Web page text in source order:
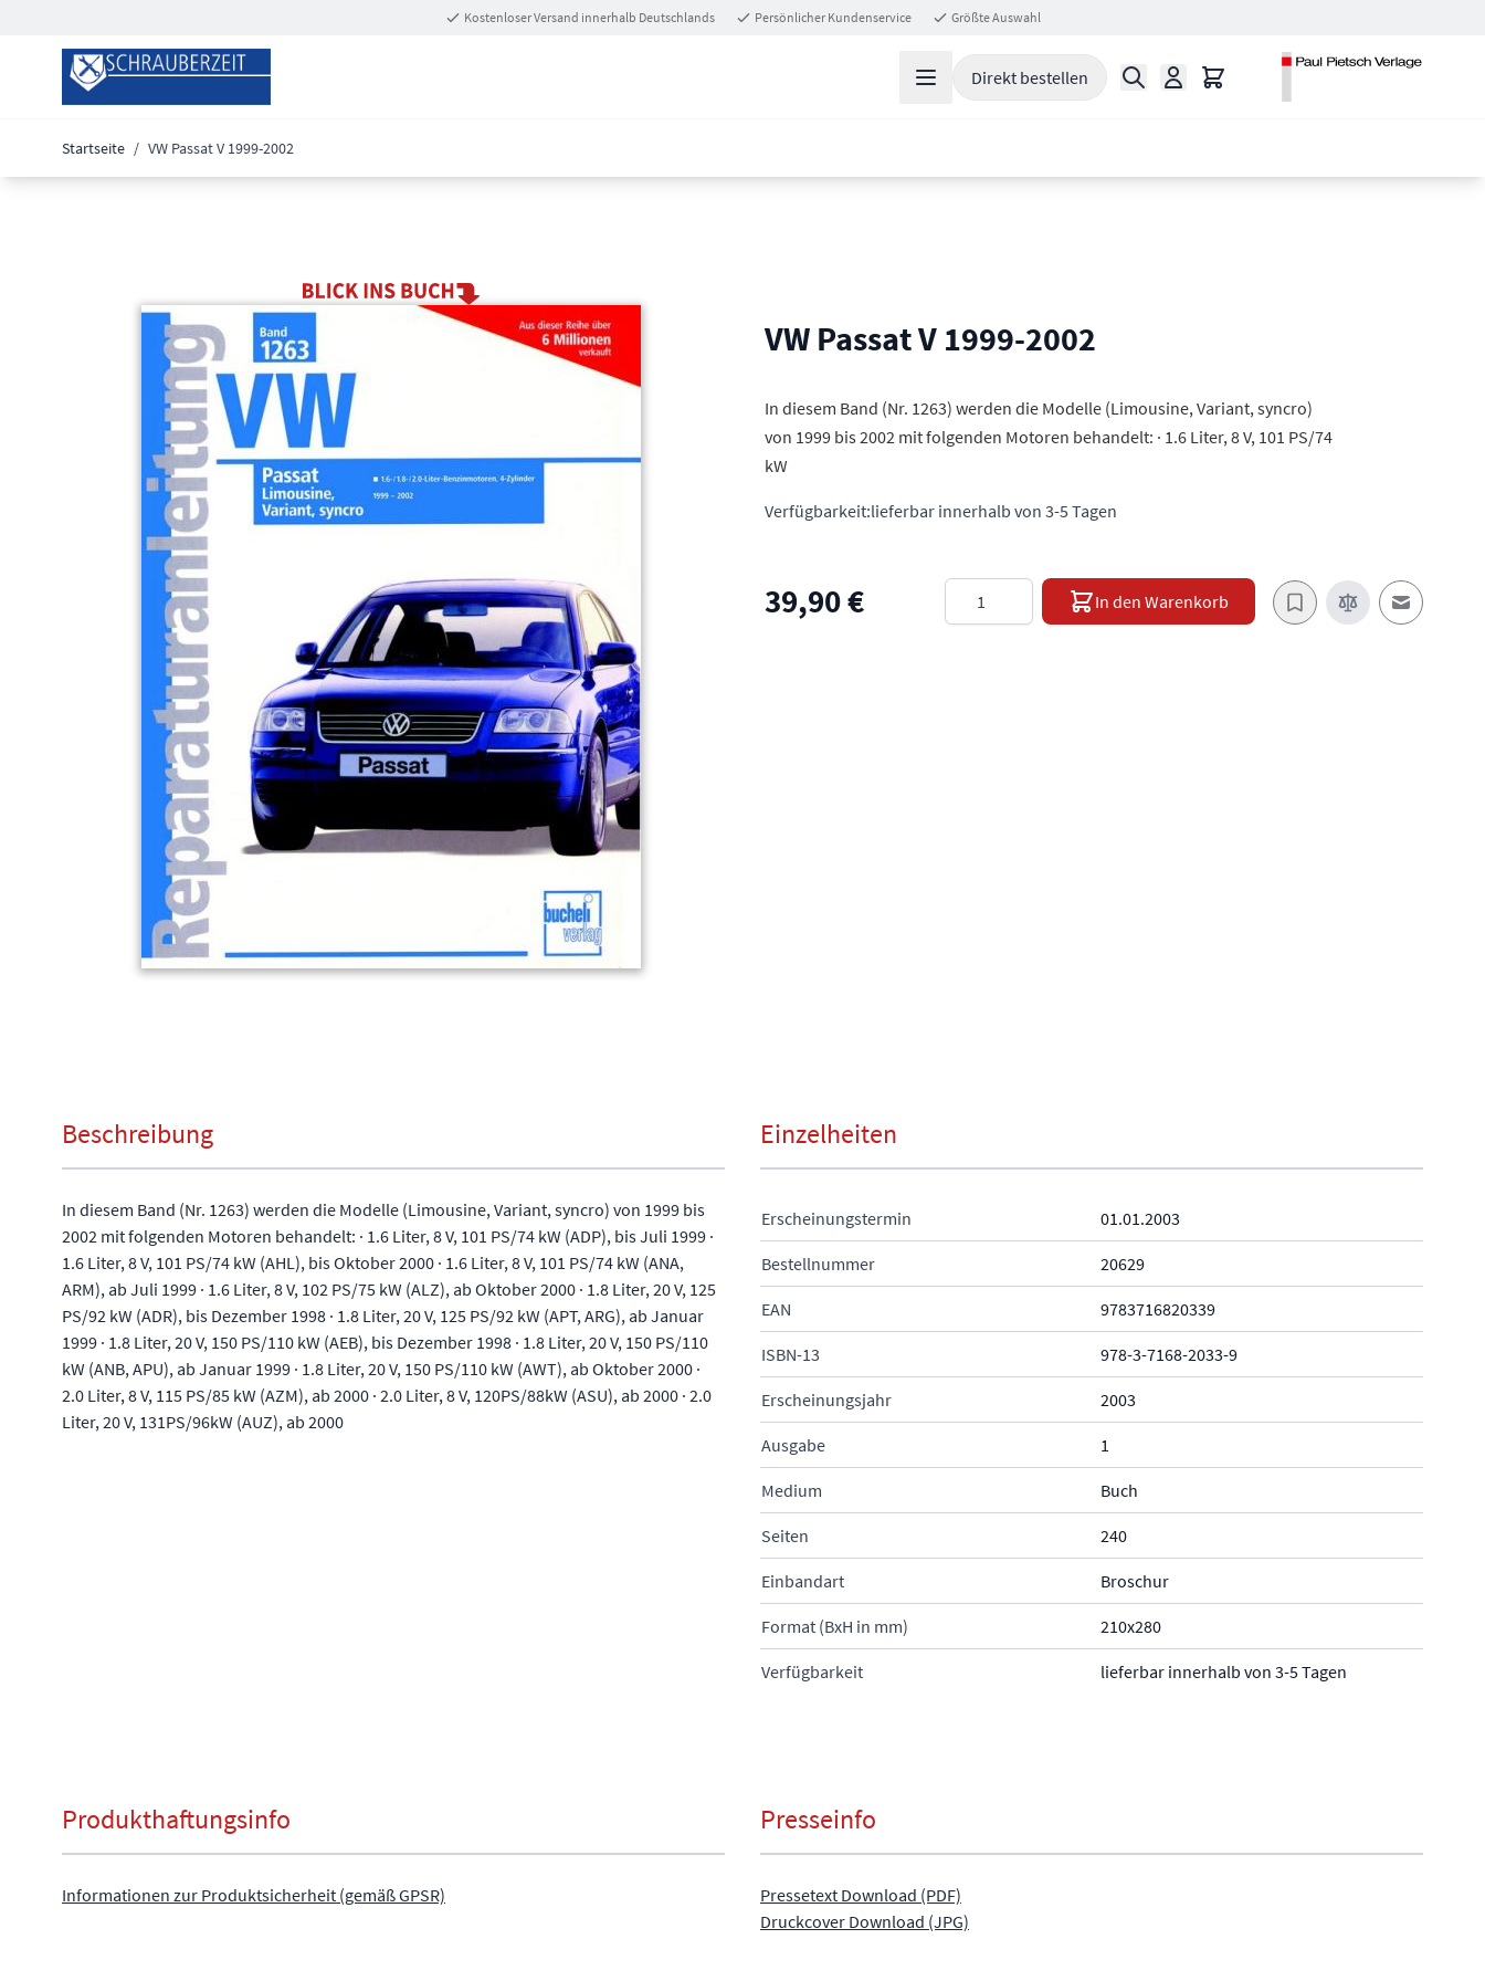
Kostenloser Versand innerhalb Deutschlands Persönlicher Kundenservice Größte Auswahl
Direkt bestellen Suche Warenkorb
Startseite / VW Passat V 1999-2002
VW Passat V 1999-2002
Main image
Click to view image in fullscreen
In diesem Band (Nr. 1263) werden die Modelle (Limousine, Variant, syncro)
von 1999 bis 2002 mit folgenden Motoren behandelt: · 1.6 Liter, 8 V, 101 PS/74
kW
Verfügbarkeit:lieferbar innerhalb von 3-5 Tagen
39,90 € In den Warenkorb
E-Mail an
Beschreibung
In diesem Band (Nr. 1263) werden die Modelle (Limousine, Variant, syncro) von 1999 bis
2002 mit folgenden Motoren behandelt: · 1.6 Liter, 8 V, 101 PS/74 kW (ADP), bis Juli 1999 ·
1.6 Liter, 8 V, 101 PS/74 kW (AHL), bis Oktober 2000 · 1.6 Liter, 8 V, 101 PS/74 kW (ANA,
ARM), ab Juli 1999 · 1.6 Liter, 8 V, 102 PS/75 kW (ALZ), ab Oktober 2000 · 1.8 Liter, 20 V, 125
PS/92 kW (ADR), bis Dezember 1998 · 1.8 Liter, 20 V, 125 PS/92 kW (APT, ARG), ab Januar
1999 · 1.8 Liter, 20 V, 150 PS/110 kW (AEB), bis Dezember 1998 · 1.8 Liter, 20 V, 150 PS/110
kW (ANB, APU), ab Januar 1999 · 1.8 Liter, 20 V, 150 PS/110 kW (AWT), ab Oktober 2000 ·
2.0 Liter, 8 V, 115 PS/85 kW (AZM), ab 2000 · 2.0 Liter, 8 V, 120PS/88kW (ASU), ab 2000 · 2.0
Liter, 20 V, 131PS/96kW (AUZ), ab 2000
Einzelheiten
Erscheinungstermin 01.01.2003
Bestellnummer 20629
EAN 9783716820339
ISBN-13 978-3-7168-2033-9
Erscheinungsjahr 2003
Ausgabe 1
Medium Buch
Seiten 240
Einbandart Broschur
Format (BxH in mm) 210x280
Verfügbarkeit lieferbar innerhalb von 3-5 Tagen
Produkthaftungsinfo
Informationen zur Produktsicherheit (gemäß GPSR)
Presseinfo
Pressetext Download (PDF)
Druckcover Download (JPG)